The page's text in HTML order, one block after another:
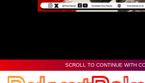
SCROLL TO CONTINUE WITH